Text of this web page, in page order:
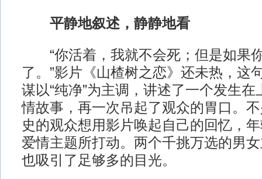
平静地叙述，静静地看
“你活着，我就不会死；但是如果
了。”影片《山楂树之恋》还未热，这
谋以“纯净”为主调，讲述了一个发生
情故事，再一次吊起了观众的胃口。
史的观众想用影片唤起自己的回忆，
爱情主题所打动。两个千挑万选的男
也吸引了足够多的目光。